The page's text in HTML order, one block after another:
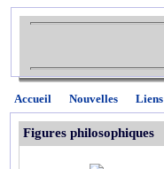
Accueil Nouvelles Liens
Figures philosophiques